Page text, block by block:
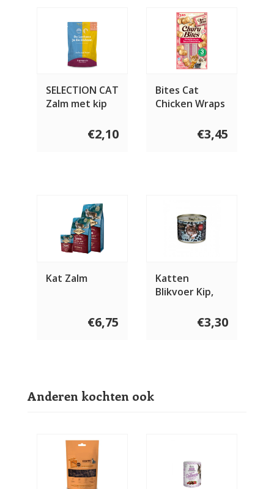
SELECTION CAT
Zalm met kip
€2,10
Bites Cat
Chicken Wraps
€3,45
Kat Zalm
€6,75
Katten
Blikvoer Kip,
Saffloerolie€3,30
Anderen kochten ook